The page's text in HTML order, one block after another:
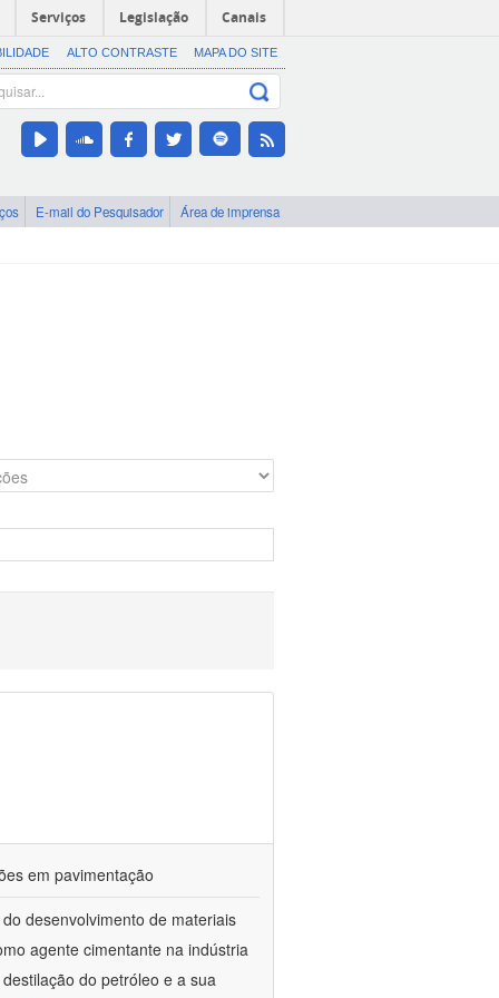
Serviços Legislação Canais
ALTO CONTRASTE MAPA DO SITE
E-mail do Pesquisador Área de imprensa
em pavimentação
desenvolvimento de materiais
agente cimentante na indústria
do petróleo e a sua